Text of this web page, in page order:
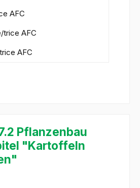
AFC
trice AFC
AFC
Pflanzenbau
"Kartoffeln